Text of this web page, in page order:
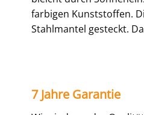
farbigen Kunststoffen.
Stahlmantel gesteckt.
7 Jahre Garantie